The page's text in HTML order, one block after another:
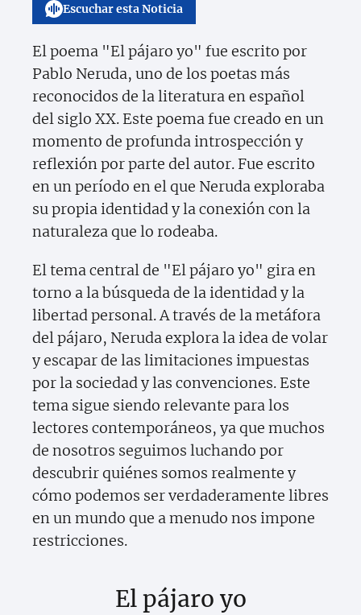
Escuchar esta Noticia
El poema "El pájaro yo" fue escrito por
Pablo Neruda, uno de los poetas más
reconocidos de la literatura en español
del siglo XX. Este poema fue creado en un
momento de profunda introspección y
reflexión por parte del autor. Fue escrito
en un período en el que Neruda exploraba
su propia identidad y la conexión con la
naturaleza que lo rodeaba.
El tema central de "El pájaro yo" gira en
torno a la búsqueda de la identidad y la
libertad personal. A través de la metáfora
del pájaro, Neruda explora la idea de volar
y escapar de las limitaciones impuestas
por la sociedad y las convenciones. Este
tema sigue siendo relevante para los
lectores contemporáneos, ya que muchos
de nosotros seguimos luchando por
descubrir quiénes somos realmente y
cómo podemos ser verdaderamente libres
en un mundo que a menudo nos impone
restricciones.
El pájaro yo